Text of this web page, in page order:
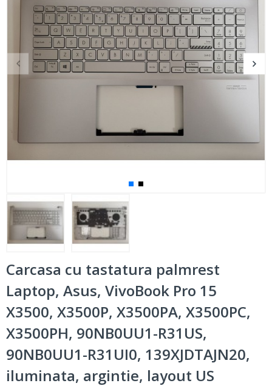
Carcasa cu tastatura palmrest
Laptop, Asus, VivoBook Pro 15
X3500, X3500P, X3500PA, X3500PC,
X3500PH, 90NB0UU1-R31US,
90NB0UU1-R31UI0, 139XJDTAJN20,
iluminata, argintie, layout US